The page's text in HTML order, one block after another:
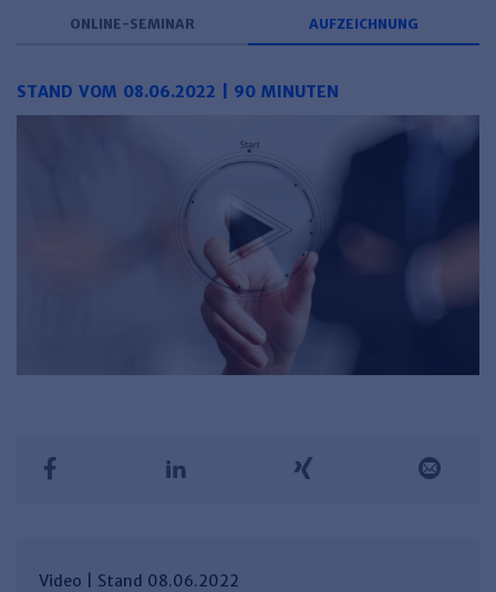
ONLINE-SEMINAR AUFZEICHNUNG
STAND VOM 08.06.2022 | 90 MINUTEN
Video | Stand 08.06.2022